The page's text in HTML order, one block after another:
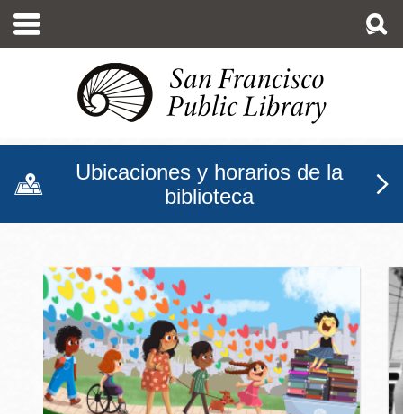
contenido
Ubicaciones y horarios de la
biblioteca
Biblioteca Pública de San